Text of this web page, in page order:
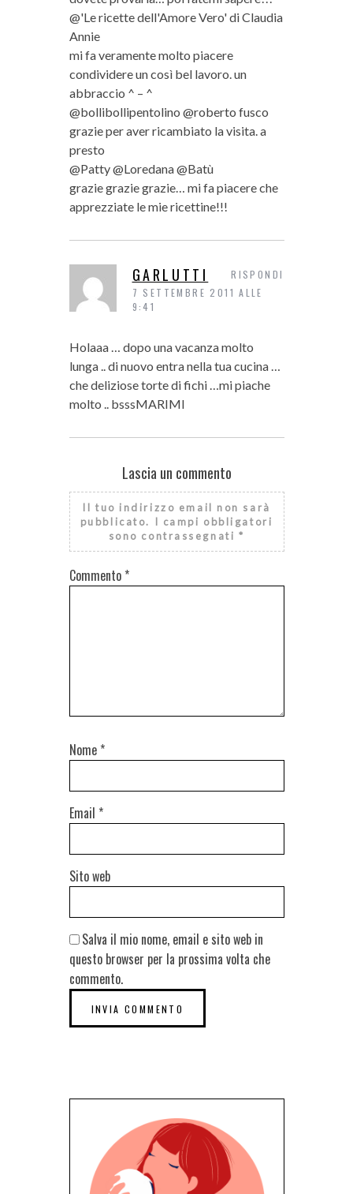
@'Le ricette dell'Amore Vero' di Claudia
Annie
mi fa veramente molto piacere
condividere un così bel lavoro. un
abbraccio ^ – ^
@bollibollipentolino @roberto fusco
grazie per aver ricambiato la visita. a
presto
@Patty @Loredana @Batù
grazie grazie grazie… mi fa piacere che
apprezziate le mie ricettine!!!
GARLUTTI
7 SETTEMBRE 2011 ALLE
9:41
Holaaa … dopo una vacanza molto
lunga .. di nuovo entra nella tua cucina …
che deliziose torte di fichi …mi piache
molto .. bsssMARIMI
RISPONDI
Lascia un commento
Il tuo indirizzo email non sarà
pubblicato.
I campi obbligatori
sono contrassegnati *
Commento *
Nome *
Email *
Sito web
Salva il mio nome, email e sito web in
questo browser per la prossima volta che
commento.